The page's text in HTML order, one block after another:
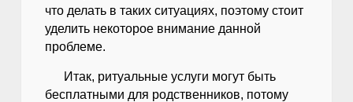
что делать в таких ситуациях, поэтому стоит
уделить некоторое внимание данной
проблеме.
Итак, ритуальные услуги могут быть
бесплатными для родственников, потому